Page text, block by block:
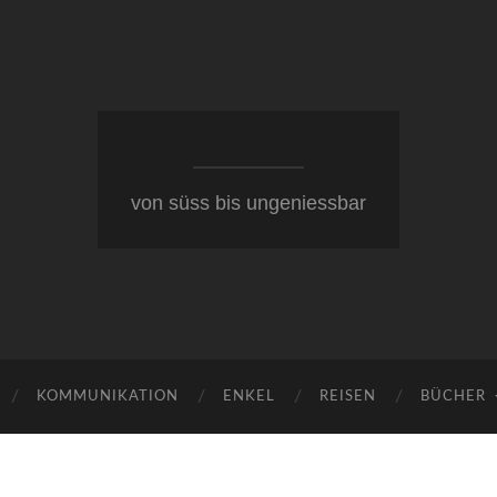
von süss bis ungeniessbar
KOMMUNIKATION ENKEL REISEN BÜCHER